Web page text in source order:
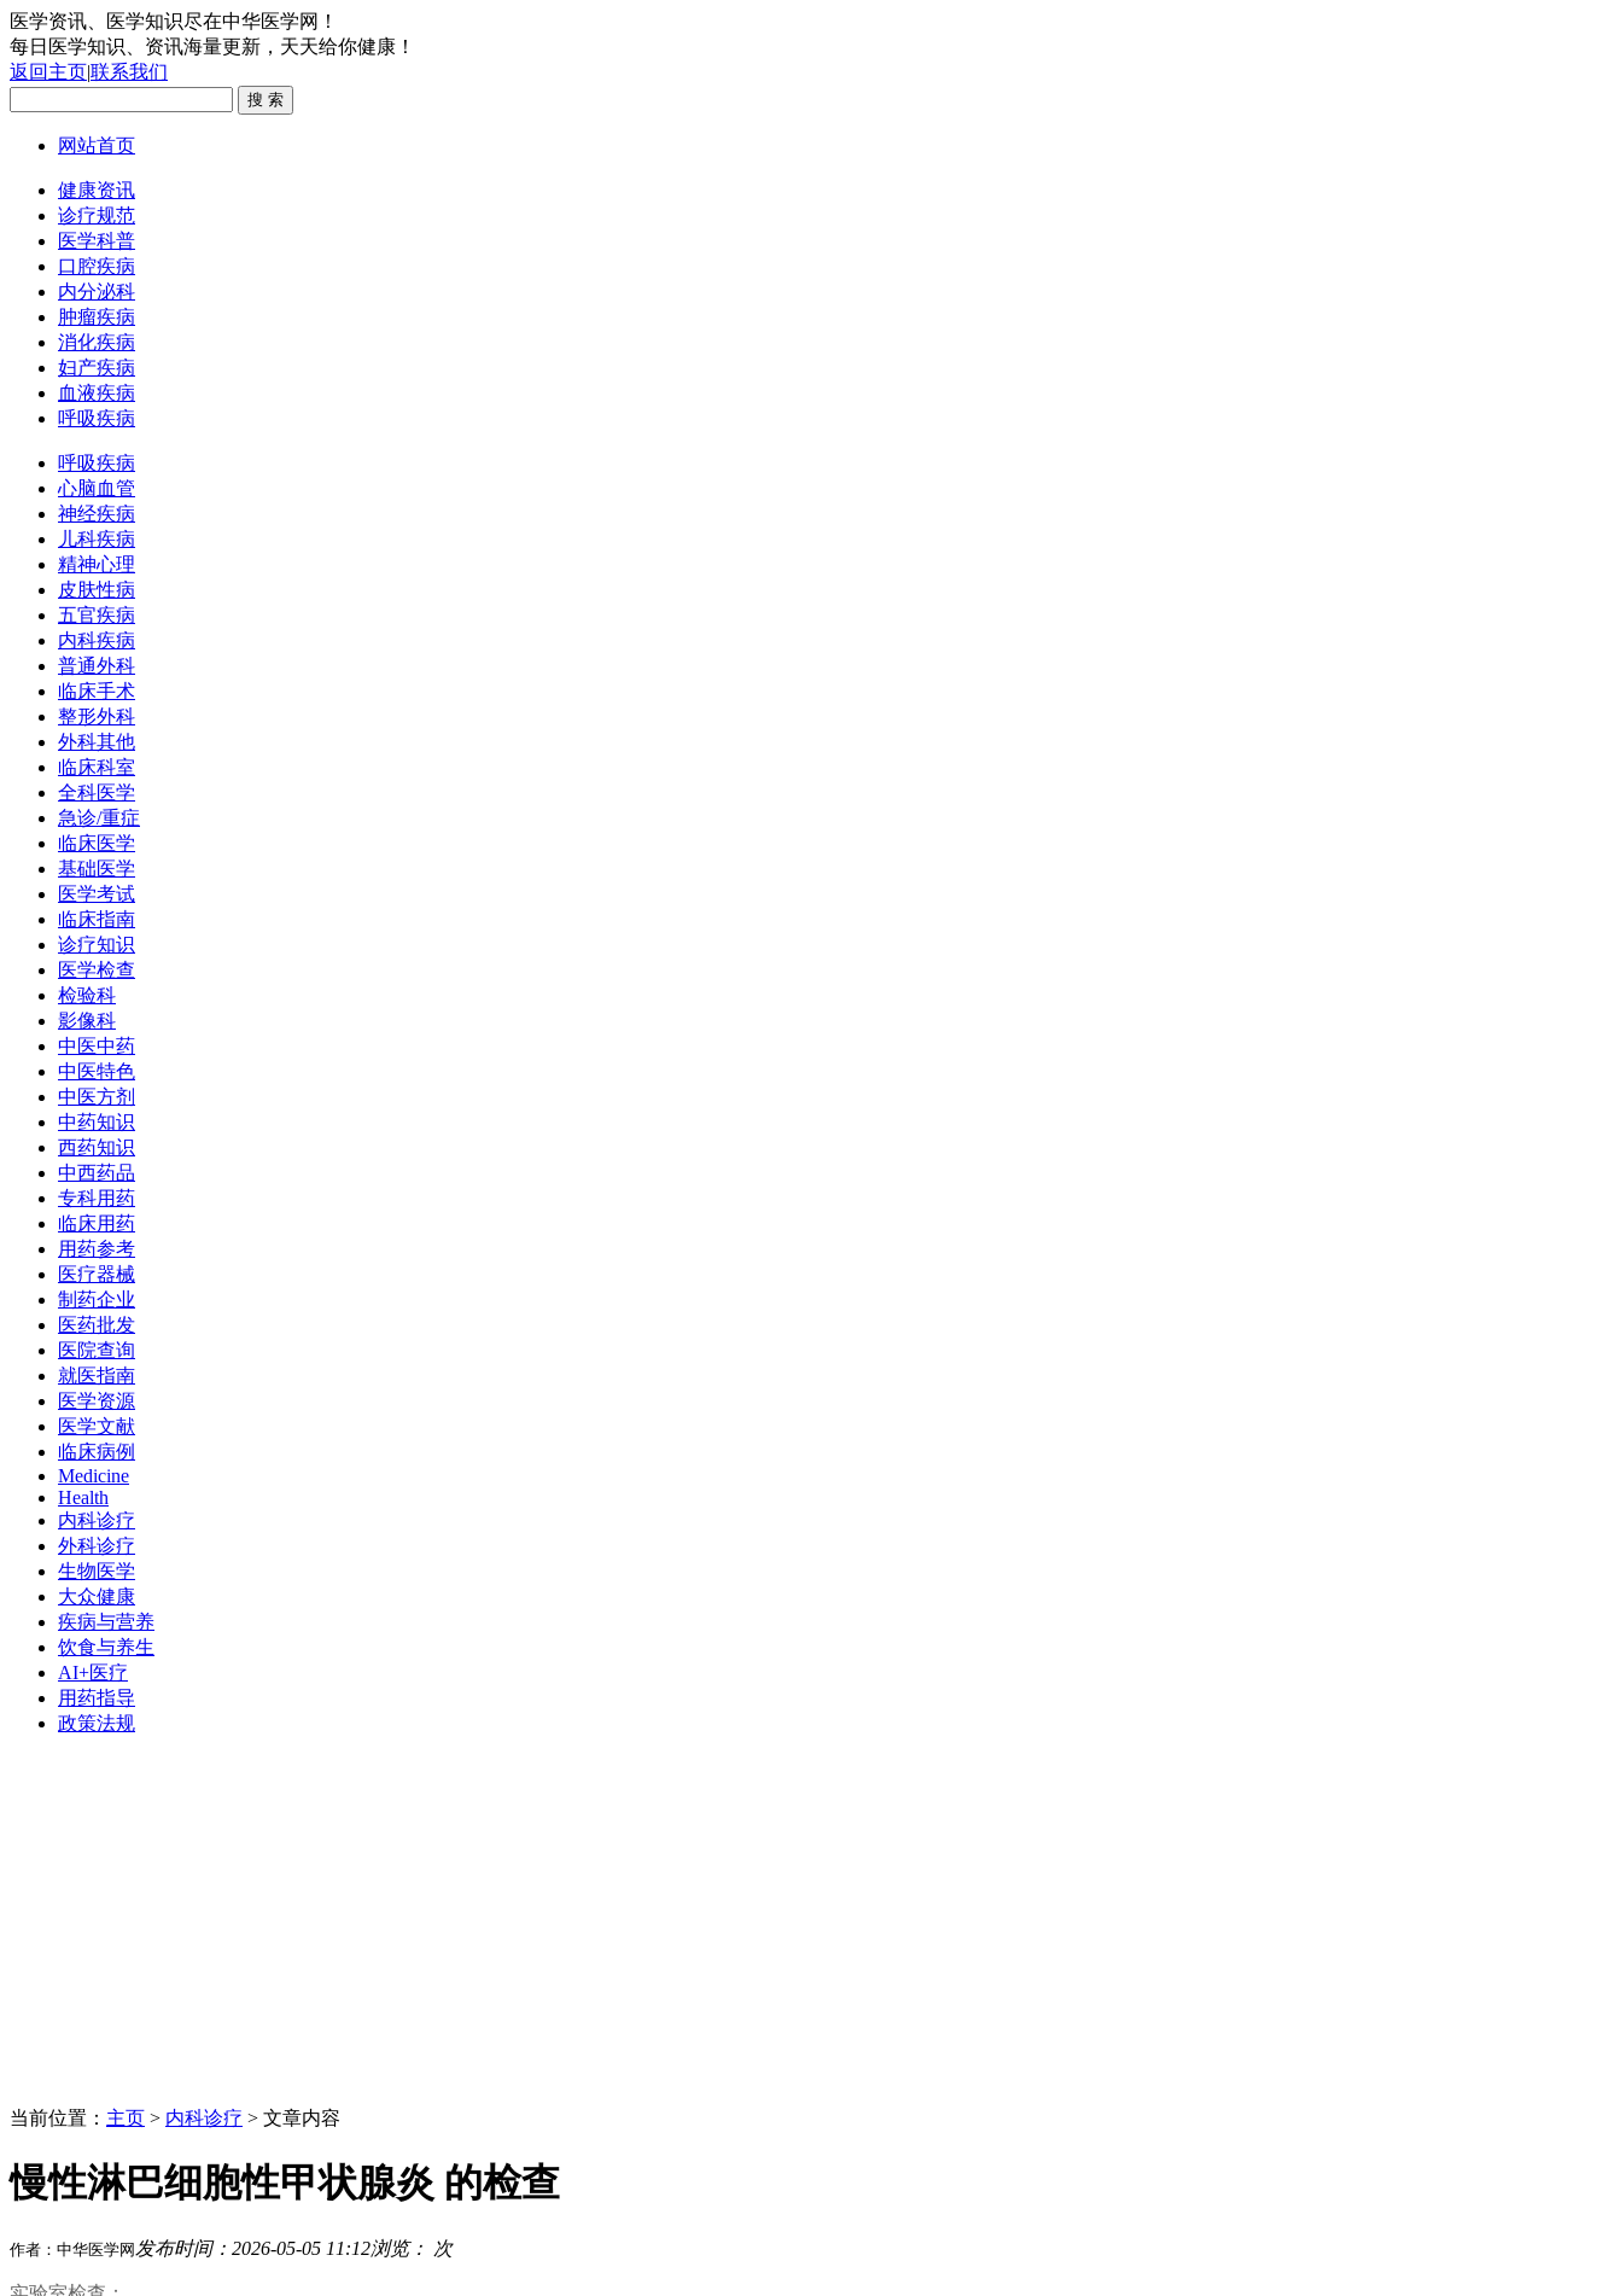
医学资讯、医学知识尽在中华医学网！
每日医学知识、资讯海量更新，天天给你健康！
返回主页|联系我们
网站首页
健康资讯
诊疗规范
医学科普
口腔疾病
内分泌科
肿瘤疾病
消化疾病
妇产疾病
血液疾病
呼吸疾病
呼吸疾病
心脑血管
神经疾病
儿科疾病
精神心理
皮肤性病
五官疾病
内科疾病
普通外科
临床手术
整形外科
外科其他
临床科室
全科医学
急诊/重症
临床医学
基础医学
医学考试
临床指南
诊疗知识
医学检查
检验科
影像科
中医中药
中医特色
中医方剂
中药知识
西药知识
中西药品
专科用药
临床用药
用药参考
医疗器械
制药企业
医药批发
医院查询
就医指南
医学资源
医学文献
临床病例
Medicine
Health
内科诊疗
外科诊疗
生物医学
大众健康
疾病与营养
饮食与养生
AI+医疗
用药指导
政策法规
当前位置： 主页 > 内科诊疗 > 文章内容
慢性淋巴细胞性甲状腺炎 的检查
作者：中华医学网 发布时间：2026-05-05 11:12浏览： 次